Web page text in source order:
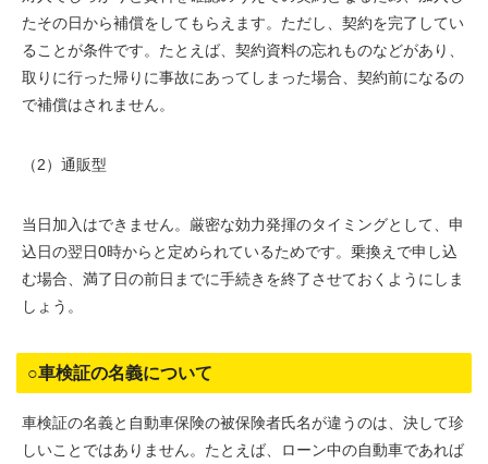
たその日から補償をしてもらえます。ただし、契約を完了してい
ることが条件です。たとえば、契約資料の忘れものなどがあり、
取りに行った帰りに事故にあってしまった場合、契約前になるの
で補償はされません。
（2）通販型
当日加入はできません。厳密な効力発揮のタイミングとして、申
込日の翌日0時からと定められているためです。乗換えで申し込
む場合、満了日の前日までに手続きを終了させておくようにしま
しょう。
○車検証の名義について
車検証の名義と自動車保険の被保険者氏名が違うのは、決して珍
しいことではありません。たとえば、ローン中の自動車であれば